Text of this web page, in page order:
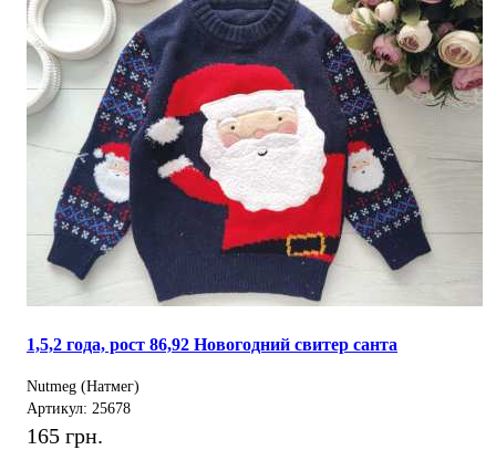
1,5,2 года, рост 86,92 Новогодний свитер санта
Nutmeg (Натмег)
Артикул: 25678
165 грн.